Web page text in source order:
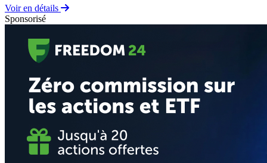
Voir en détails
Sponsorisé